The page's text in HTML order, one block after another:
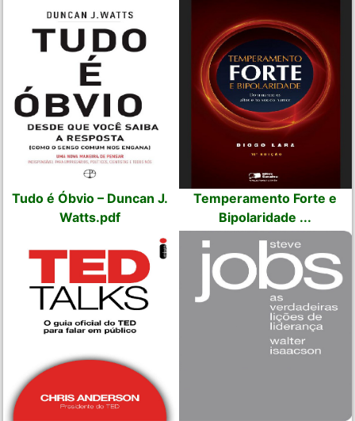
Tudo é Óbvio – Duncan J.
Watts.pdf
Temperamento Forte e
Bipolaridade ...